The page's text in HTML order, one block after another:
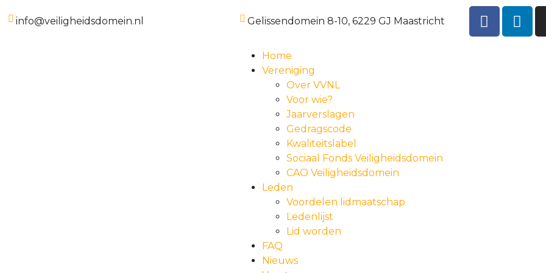
info@veiligheidsdomein.nl Gelissendomein 8-10, 6229 GJ Maastricht
Home
Vereniging
Over VVNL
Voor wie?
Jaarverslagen
Gedragscode
Kwaliteitslabel
Sociaal Fonds Veiligheidsdomein
CAO Veiligheidsdomein
Leden
Voordelen lidmaatschap
Ledenlijst
Lid worden
FAQ
Nieuws